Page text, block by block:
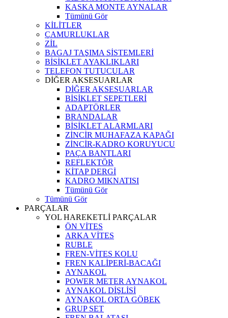
KASKA MONTE AYNALAR
Tümünü Gör
KİLİTLER
ÇAMURLUKLAR
ZİL
BAGAJ TAŞIMA SİSTEMLERİ
BİSİKLET AYAKLIKLARI
TELEFON TUTUCULAR
DİĞER AKSESUARLAR
DİĞER AKSESUARLAR
BİSİKLET SEPETLERİ
ADAPTÖRLER
BRANDALAR
BİSİKLET ALARMLARI
ZİNCİR MUHAFAZA KAPAĞI
ZİNCİR-KADRO KORUYUCU
PAÇA BANTLARI
REFLEKTÖR
KİTAP DERGİ
KADRO MIKNATISI
Tümünü Gör
Tümünü Gör
PARÇALAR
YOL HAREKETLİ PARÇALAR
ÖN VİTES
ARKA VİTES
RUBLE
FREN-VİTES KOLU
FREN KALİPERİ-BACAĞI
AYNAKOL
POWER METER AYNAKOL
AYNAKOL DİŞLİSİ
AYNAKOL ORTA GÖBEK
GRUP SET